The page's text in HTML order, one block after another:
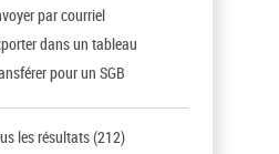
par courriel
dans un tableau
pour un SGB
les résultats(212)